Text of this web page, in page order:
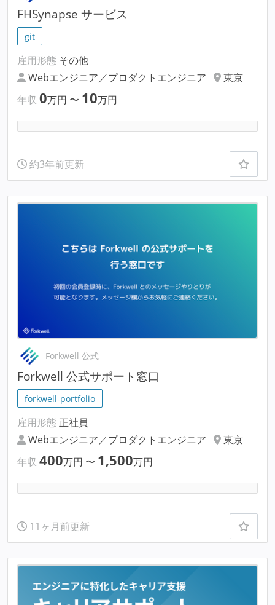
FHSynapse サービス
git
雇用形態 その他
Webエンジニア／プロダクトエンジニア
東京
年収 0万円 〜 10万円
約3年前更新
Forkwell 公式
Forkwell 公式サポート窓口
forkwell-portfolio
雇用形態 正社員
Webエンジニア／プロダクトエンジニア
東京
年収 400万円 〜 1,500万円
11ヶ月前更新